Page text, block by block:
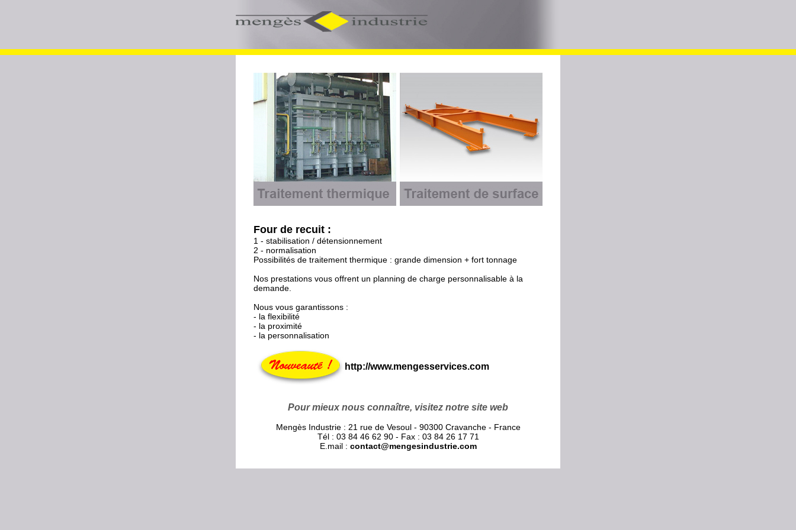
Four de recuit :
1 - stabilisation / détensionnement
2 - normalisation
Possibilités de traitement thermique : grande dimension + fort tonnage
Nos prestations vous offrent un planning de charge personnalisable à la
demande.
Nous vous garantissons :
- la flexibilité
- la proximité
- la personnalisation
http://www.mengesservices.com
Pour mieux nous connaître, visitez notre site web
Mengès Industrie : 21 rue de Vesoul - 90300 Cravanche - France
Tél : 03 84 46 62 90 - Fax : 03 84 26 17 71
E.mail : contact@mengesindustrie.com